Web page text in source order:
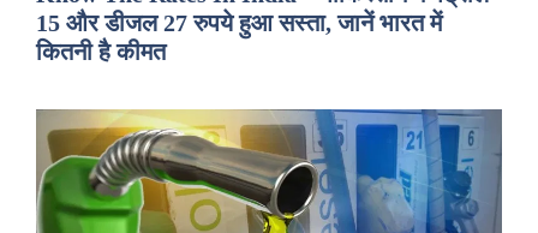
15 और डीजल 27 रुपये हुआ सस्ता, जानें भारत में
कितनी है कीमत